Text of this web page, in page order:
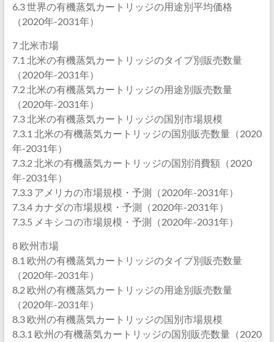
6.3 世界の有機蒸気カートリッジの用途別平均価格
（2020年-2031年）
7 北米市場
7.1 北米の有機蒸気カートリッジのタイプ別販売数量
（2020年-2031年）
7.2 北米の有機蒸気カートリッジの用途別販売数量
（2020年-2031年）
7.3 北米の有機蒸気カートリッジの国別市場規模
7.3.1 北米の有機蒸気カートリッジの国別販売数量（2020
年-2031年）
7.3.2 北米の有機蒸気カートリッジの国別消費額（2020
年-2031年）
7.3.3 アメリカの市場規模・予測（2020年-2031年）
7.3.4 カナダの市場規模・予測（2020年-2031年）
7.3.5 メキシコの市場規模・予測（2020年-2031年）
8 欧州市場
8.1 欧州の有機蒸気カートリッジのタイプ別販売数量
（2020年-2031年）
8.2 欧州の有機蒸気カートリッジの用途別販売数量
（2020年-2031年）
8.3 欧州の有機蒸気カートリッジの国別市場規模
8.3.1 欧州の有機蒸気カートリッジの国別販売数量（2020